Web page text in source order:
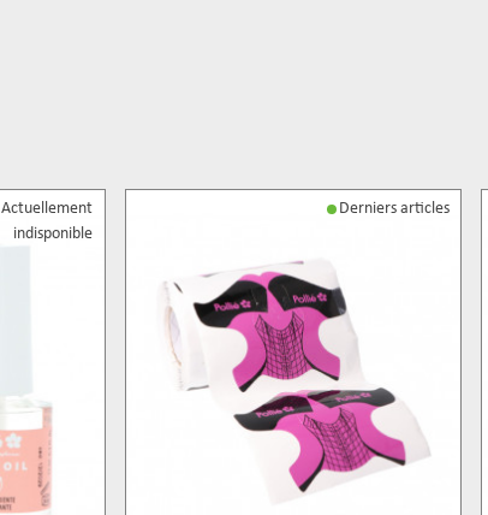
Actuellement
indisponible
Derniers articles